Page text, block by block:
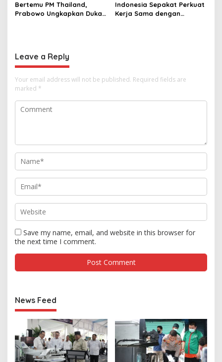
Bertemu PM Thailand,
Prabowo Ungkapkan Duka
Indonesia Sepakat Perkuat
Kerja Sama dengan
Leave a Reply
Your email address will not be published. Required fields are
marked *
Save my name, email, and website in this browser for
the next time I comment.
News Feed